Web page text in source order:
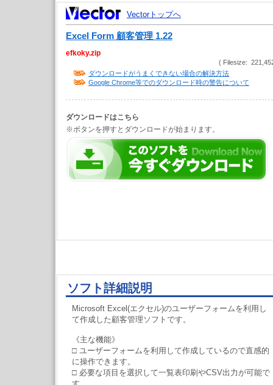
Vectorトップへ
Excel Form 顧客管理 1.22
efkoky.zip
( Filesize:
ダウンロードがうまくできない場合の解決方法
Google Chrome等でのダウンロード時の警告について
ダウンロードはこちら
※ボタンを押すとダウンロードが始まります。
ソフト詳細説明
Microsoft Excel(エクセル)のユーザーフォームを利用し
て作成した顧客管理ソフトです。
《主な機能》
□ ユーザーフォームを利用して作成しているので直感的
に操作できます。
□ 必要な項目を選択して一覧表印刷やCSV出力が可能で